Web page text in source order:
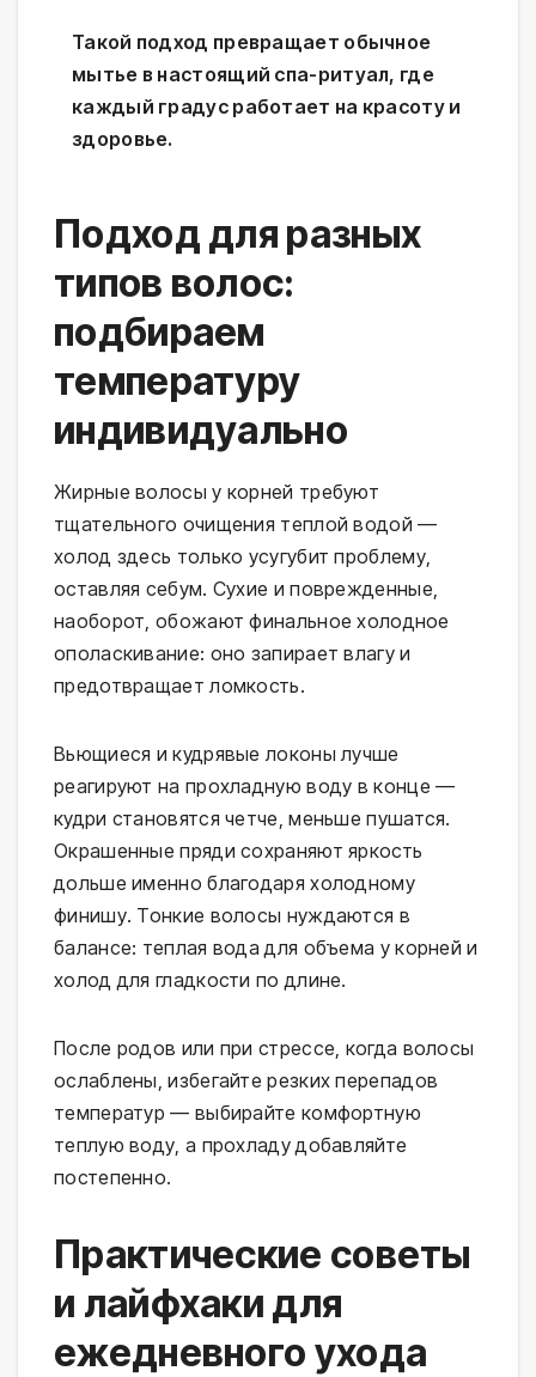
Такой подход превращает обычное
мытье в настоящий спа-ритуал, где
каждый градус работает на красоту и
здоровье.
Подход для разных
типов волос:
подбираем
температуру
индивидуально
Жирные волосы у корней требуют
тщательного очищения теплой водой —
холод здесь только усугубит проблему,
оставляя себум. Сухие и поврежденные,
наоборот, обожают финальное холодное
ополаскивание: оно запирает влагу и
предотвращает ломкость.
Вьющиеся и кудрявые локоны лучше
реагируют на прохладную воду в конце —
кудри становятся четче, меньше пушатся.
Окрашенные пряди сохраняют яркость
дольше именно благодаря холодному
финишу. Тонкие волосы нуждаются в
балансе: теплая вода для объема у корней и
холод для гладкости по длине.
После родов или при стрессе, когда волосы
ослаблены, избегайте резких перепадов
температур — выбирайте комфортную
теплую воду, а прохладу добавляйте
постепенно.
Практические советы
и лайфхаки для
ежедневного ухода